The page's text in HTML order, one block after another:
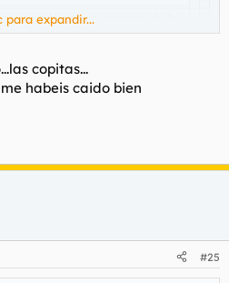
privado con el número de tu
suerte
para expandir...
para expandir...
para expandir...
copitas...
habeis caido bien
#25